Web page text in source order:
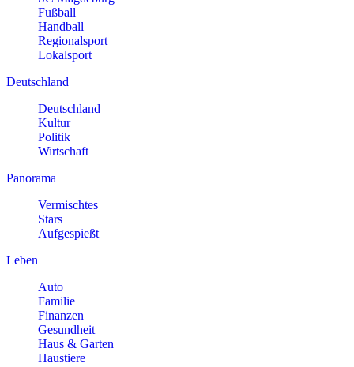
Fußball
Handball
Regionalsport
Lokalsport
Deutschland
Deutschland
Kultur
Politik
Wirtschaft
Panorama
Vermischtes
Stars
Aufgespießt
Leben
Auto
Familie
Finanzen
Gesundheit
Haus & Garten
Haustiere